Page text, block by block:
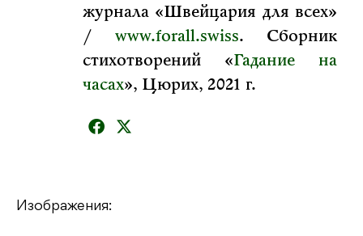
журнала «Швейцария для всех»
/ www.forall.swiss. Сборник
стихотворений «Гадание на
часах», Цюрих, 2021 г.
Изображения: